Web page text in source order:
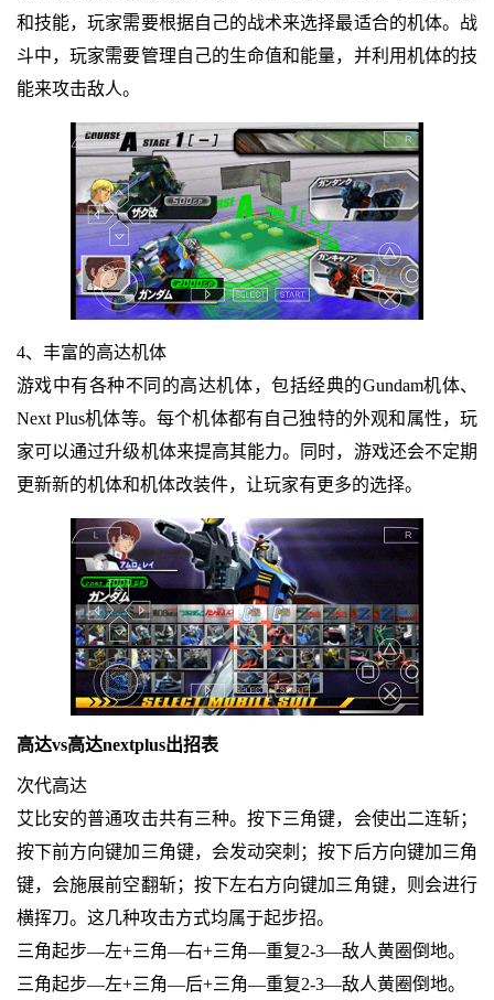
和技能，玩家需要根据自己的战术来选择最适合的机体。战
斗中，玩家需要管理自己的生命值和能量，并利用机体的技
能来攻击敌人。
4、丰富的高达机体
游戏中有各种不同的高达机体，包括经典的Gundam机体、
Next Plus机体等。每个机体都有自己独特的外观和属性，玩
家可以通过升级机体来提高其能力。同时，游戏还会不定期
更新新的机体和机体改装件，让玩家有更多的选择。
高达vs高达nextplus出招表
次代高达
艾比安的普通攻击共有三种。按下三角键，会使出二连斩；
按下前方向键加三角键，会发动突刺；按下后方向键加三角
键，会施展前空翻斩；按下左右方向键加三角键，则会进行
横挥刀。这几种攻击方式均属于起步招。
三角起步—左+三角—右+三角—重复2-3—敌人黄圈倒地。
三角起步—左+三角—后+三角—重复2-3—敌人黄圈倒地。